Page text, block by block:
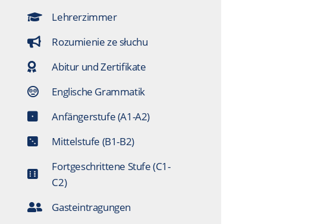
Lehrerzimmer
Rozumienie ze słuchu
Abitur und Zertifikate
Englische Grammatik
Anfängerstufe (A1-A2)
Mittelstufe (B1-B2)
Fortgeschrittene Stufe (C1-
C2)
Gasteintragungen